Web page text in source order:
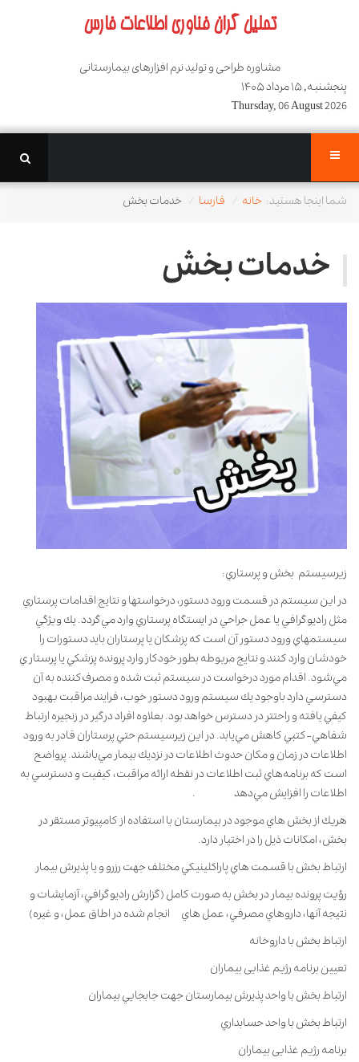
تحلیل گران فناوری اطلاعات فارس
مشاوره طراحی و تولید نرم افزارهای بیمارستانی
پنجشنبه, ۱۵ مرداد ۱۴۰۵
Thursday, 06 August 2026
شما اینجا هستید: خانه فارسا خدمات بخش
خدمات بخش
زيرسيستم بخش و پرستاري:
در اين سيستم در قسمت ورود دستور، درخواستها و نتايج اقدامات پرستاري
مثل راديوگرافي يا عمل جراحي در ايستگاه پرستاري وارد مي‌گردد. يك ويژگي
سيستمهاي ورود دستور آن است كه پزشكان يا پرستاران بايد دستورات را
خودشان وارد كنند و نتايج مربوطه بطور خودكار وارد پرونده پزشكي يا پرستار ي
مي‌شود. اقدام مورد درخواست در سيستم ثبت شده و مصرف‌كننده به آن
دسترسي دارد باوجود يك سيستم ورود دستور خوب، فرايند مراقبت بهبود
كيفي يافته و راحتتر در دسترس خواهد بود. بعلاوه افراد درگير در زنجيره ارتباط
شفاهي-كتبي كاهش مي‌يابد. در اين زيرسيستم حتي پرستاران قادر به ورود
اطلاعات در زمان و مكان حدوث اطلاعات در نزديك بيمار مي‌باشند. پرواضح
است كه برنامه‌هاي ثبت اطلاعات در نقطه ارائه مراقبت، كيفيت و دسترسي به
اطلاعات را افزايش مي‌دهد .
هريك از بخش هاي موجود در بيمارستان با استفاده از كامپيوتر مستقر در
بخش، امكانات ذيل را در اختيار دارد.
ارتباط بخش با قسمت هاي پاراكلينيكي مختلف جهت رزرو و يا پذيرش بيمار
رؤيت پرونده بيمار در بخش به صورت كامل (‌گزارش راديوگرافي، آزمايشات و
نتيجه آنها، ‌داروهاي مصرفي، عمل هاي انجام شده در اطاق عمل، و غيره)
ارتباط بخش با داروخانه
تعیین برنامه رژیم غذایی بیماران
ارتباط بخش با واحد پذيرش بيمارستان جهت جابجايي بيماران
ارتباط بخش با واحد حسابداري
برنامه رژیم غذایی بیماران